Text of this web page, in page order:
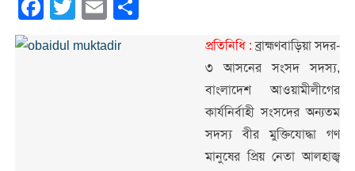
Facebook
Twitter Email
প্রতিনিধি : ব্রাহ্মণবাড়িয়া সদর-
৩ আসনের সংসদ সদস্য,
বাংলাদেশ আওয়ামীলীগের
কার্যনির্বাহী সংসদের অন্যতম
সদস্য বীর মুক্তিযোদ্ধা গণ
মানুষের প্রিয় নেতা আলহাজ্ব